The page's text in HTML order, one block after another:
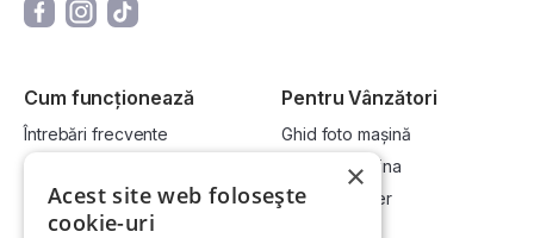
Cum funcționează
Întrebări frecvente
Cum vând la licitație?
Pentru Vânzători
Ghid foto mașină
Vinde-ți mașina
Devino dealer
×
Acest site web folosește
cookie-uri